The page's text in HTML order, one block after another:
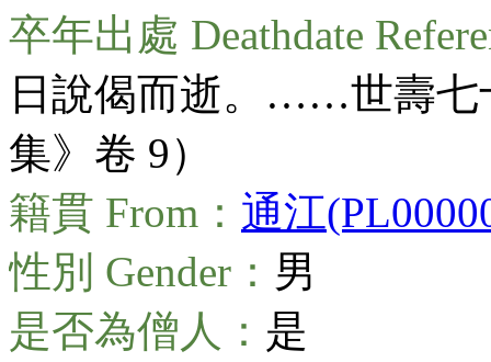
卒年出處 Deathdate
日說偈而逝。……世壽七
集》卷 9）
籍貫 From： 通江
性別 Gender： 男
是否為僧人： 是